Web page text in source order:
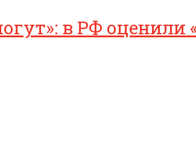
в РФ оценили